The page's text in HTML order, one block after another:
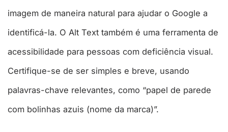
imagem de maneira natural para ajudar o Google a
identificá-la. O Alt Text também é uma ferramenta de
acessibilidade para pessoas com deficiência visual.
Certifique-se de ser simples e breve, usando
palavras-chave relevantes, como “papel de parede
com bolinhas azuis (nome da marca)”.